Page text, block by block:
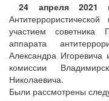
24 апреля 2021
участием советника
аппарата
Александра Игоревича
комиссии
Николаевича.
Были рассмотрены